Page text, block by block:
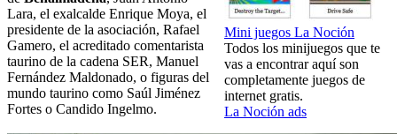
Mini juegos La Noción
Todos los minijuegos que te
vas a encontrar aquí son
completamente juegos de
internet gratis.
La Noción ads
Lara, el exalcalde Enrique Moya, el
presidente de la asociación, Rafael
Gamero, el acreditado comentarista
taurino de la cadena SER, Manuel
Fernández Maldonado, o figuras del
mundo taurino como Saúl Jiménez
Fortes o Candido Ingelmo.